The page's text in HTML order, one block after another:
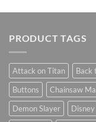
PRODUCT TAGS
Attack on Titan Back
Buttons
Chainsaw
Demon Slayer
Disney